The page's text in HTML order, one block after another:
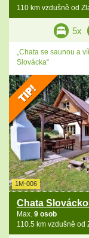
110 km vzdušně od
5x
„Chata se saunou a
Slovácka“
1M-006
Chata
Max. 9 osob
110.5 km vzdušně od